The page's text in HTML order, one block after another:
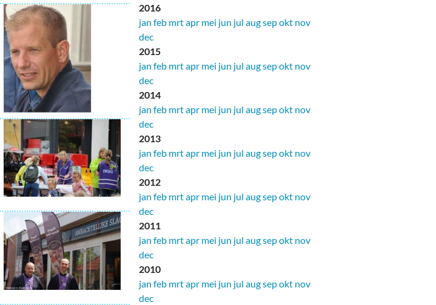
2016
jan feb mrtapr mei jun jul augsepokt nov
dec
2015
jan feb mrtapr mei jun jul augsepokt nov
dec
2014
jan feb mrtapr mei jun jul augsepokt nov
dec
2013
jan feb mrtapr mei jun jul augsepokt nov
dec
2012
jan feb mrtapr mei jun jul augsepokt nov
dec
2011
jan feb mrtapr mei jun jul augsepokt nov
dec
2010
jan feb mrtapr mei jun jul augsepokt nov
dec